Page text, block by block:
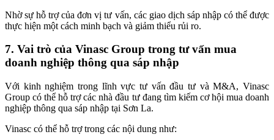
Nhờ sự hỗ trợ của đơn vị tư vấn, các giao dịch sáp nhập có thể được
thực hiện một cách minh bạch và giảm thiểu rủi ro.
7. Vai trò của Vinasc Group trong tư vấn mua
doanh nghiệp thông qua sáp nhập
Với kinh nghiệm trong lĩnh vực tư vấn đầu tư và M&A, Vinasc
Group có thể hỗ trợ các nhà đầu tư đang tìm kiếm cơ hội mua doanh
nghiệp thông qua sáp nhập tại Sơn La.
Vinasc có thể hỗ trợ trong các nội dung như: